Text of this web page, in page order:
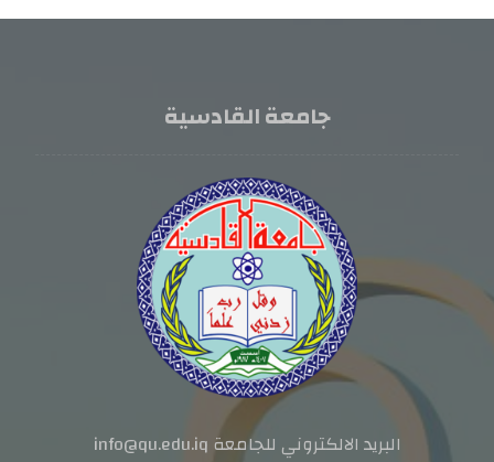
جامعة القادسية
البريد الالكتروني للجامعة info@qu.edu.iq